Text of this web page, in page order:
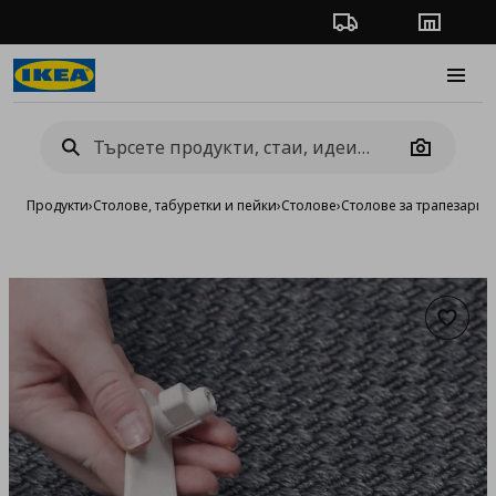
Проследяване на
Camera
Продукти›Столове, табуретки и пейки›Столове›Столове за трапезария